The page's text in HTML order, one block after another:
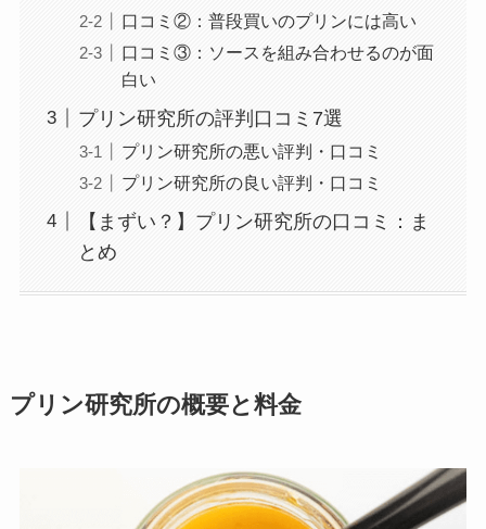
口コミ②：普段買いのプリンには高い
口コミ③：ソースを組み合わせるのが面
白い
プリン研究所の評判口コミ7選
プリン研究所の悪い評判・口コミ
プリン研究所の良い評判・口コミ
【まずい？】プリン研究所の口コミ：ま
とめ
プリン研究所の概要と料金